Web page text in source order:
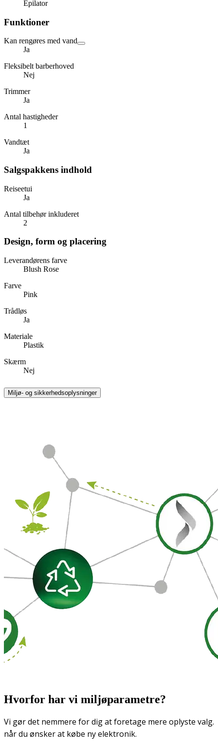
Epilator
Funktioner
Kan rengøres med vand
Ja
Fleksibelt barberhoved
Nej
Trimmer
Ja
Antal hastigheder
1
Vandtæt
Ja
Salgspakkens indhold
Reiseetui
Ja
Antal tilbehør inkluderet
2
Design, form og placering
Leverandørens farve
Blush Rose
Farve
Pink
Trådløs
Ja
Materiale
Plastik
Skærm
Nej
Miljø- og sikkerhedsoplysninger
Hvorfor har vi miljøparametre?
Vi gør det nemmere for dig at foretage mere oplyste valg.
når du ønsker at købe ny elektronik.